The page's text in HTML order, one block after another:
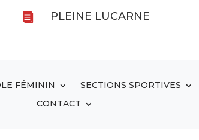
 PLEINE LUCARNE
FÉMININ
SECTIONS SPORTIVES
CONTACT